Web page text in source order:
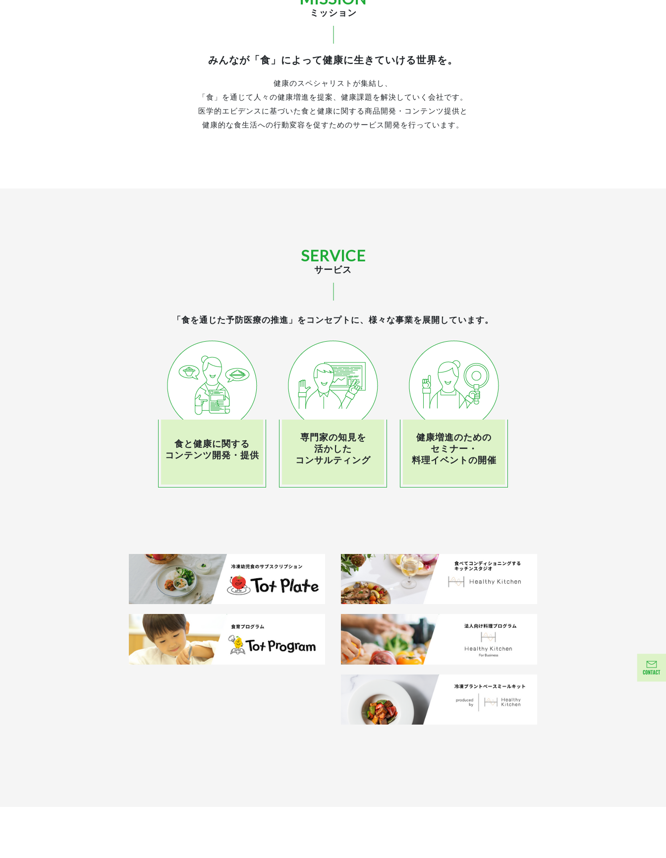
ミッション
みんなが「食」によって健康に生きていける世界を。
健康のスペシャリストが集結し、
「食」を通じて人々の健康増進を提案、健康課題を解決していく会社です。
医学的エビデンスに基づいた食と健康に関する商品開発・コンテンツ提供と
健康的な食生活への行動変容を促すためのサービス開発を行っています。
SERVICE
サービス
「食を通じた予防医療の推進」をコンセプトに、様々な事業を展開しています。
食と健康に関する
コンテンツ開発・提供
専門家の知見を
活かした
コンサルティング
健康増進のための
セミナー・
料理イベントの開催